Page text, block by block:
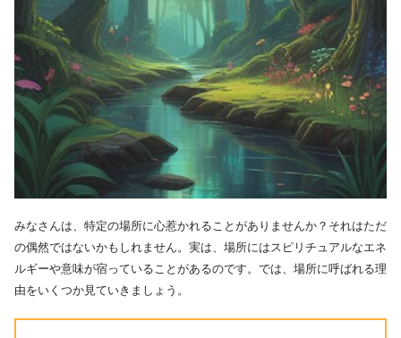
みなさんは、特定の場所に心惹かれることがありませんか？それはただ
の偶然ではないかもしれません。実は、場所にはスピリチュアルなエネ
ルギーや意味が宿っていることがあるのです。では、場所に呼ばれる理
由をいくつか見ていきましょう。